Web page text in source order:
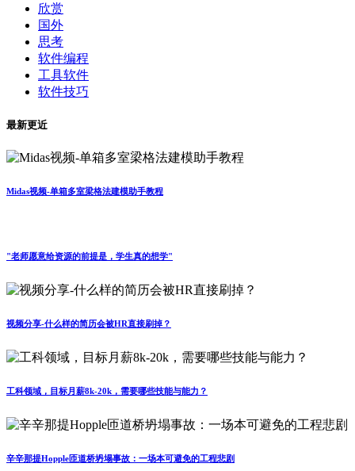
欣赏
国外
思考
软件编程
工具软件
软件技巧
最新更近
Midas视频-单箱多室梁格法建模助手教程
"老师愿意给资源的前提是，学生真的想学"
视频分享-什么样的简历会被HR直接刷掉？
工科领域，目标月薪8k-20k，需要哪些技能与能力？
辛辛那提Hopple匝道桥坍塌事故：一场本可避免的工程悲剧